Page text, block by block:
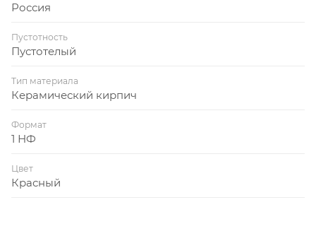
Россия
Пустотность
Пустотелый
Тип материала
Керамический кирпич
Формат
1 НФ
Цвет
Красный